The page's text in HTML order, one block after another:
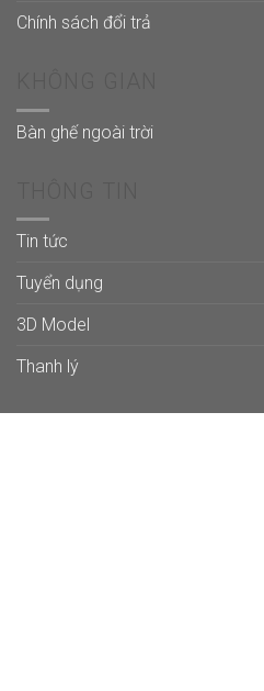
Chính sách đổi trả
Bàn ghế ngoài trời
Tin tức
Tuyển dụng
3D Model
Thanh lý